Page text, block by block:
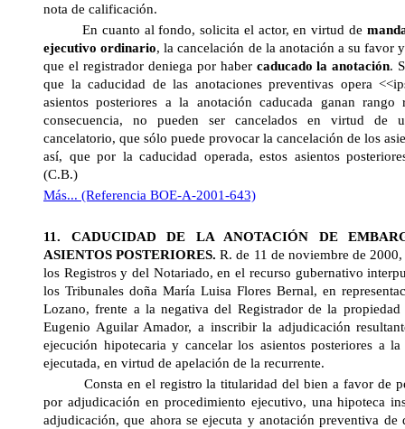
nota de calificación.
En cuanto al fondo, solicita el actor, en virtud de
ejecutivo ordinario, la cancelación de la anotación a su favor
que el registrador deniega por haber caducadola anotación.
que la caducidad de las anotaciones preventivas opera
asientos posteriores a la anotación caducada ganan
consecuencia, no pueden ser cancelados en virtud de
cancelatorio, que sólo puede provocar la cancelación de los
así, que por la caducidad operada, estos asientos
(C.B.)
Más... (Referencia BOE-A-2001-643)
11. CADUCIDAD DE LA ANOTACIÓN DE
ASIENTOS POSTERIORES.R. de 11 de noviembre de
los Registros y del Notariado, en el recurso gubernativo
los Tribunales doña María Luisa Flores Bernal, en
Lozano, frente a la negativa del Registrador de la
Eugenio Aguilar Amador, a inscribir la adjudicación
ejecución hipotecaria y cancelar los asientos posteriores a
ejecutada, en virtud de apelación de la recurrente.
Consta en el registro la titularidad del bien a favor de
por adjudicación en procedimiento ejecutivo, una hipoteca
adjudicación, que ahora se ejecuta y anotación preventiva de